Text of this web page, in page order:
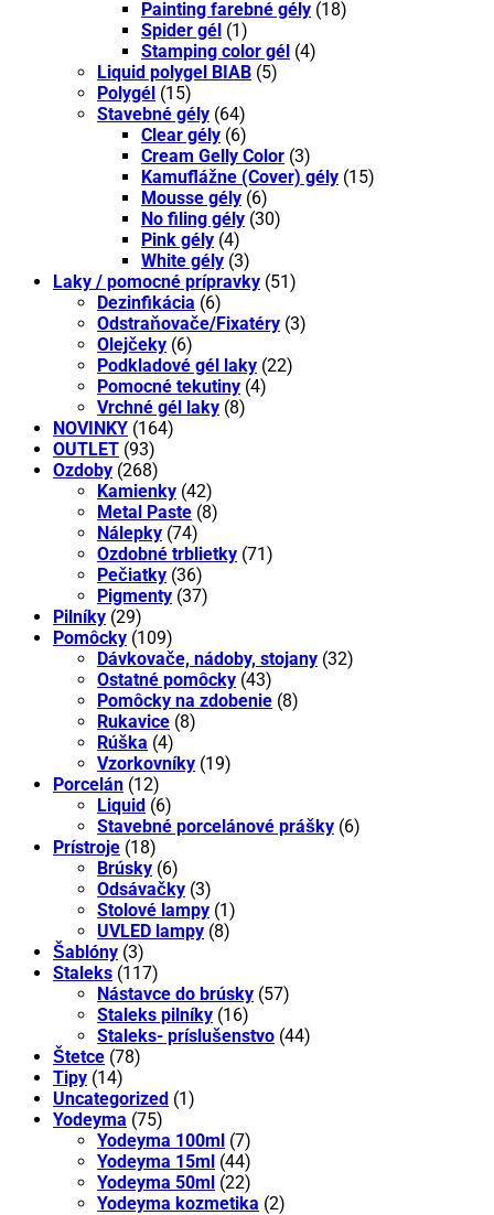
Painting farebné gély (18)
Spider gél (1)
Stamping color gél (4)
Liquid polygel BIAB (5)
Polygél (15)
Stavebné gély (64)
Clear gély (6)
Cream Gelly Color (3)
Kamuflážne (Cover) gély (15)
Mousse gély (6)
No filing gély (30)
Pink gély (4)
White gély (3)
Laky / pomocné prípravky (51)
Dezinfikácia (6)
Odstraňovače/Fixatéry (3)
Olejčeky (6)
Podkladové gél laky (22)
Pomocné tekutiny (4)
Vrchné gél laky (8)
NOVINKY (164)
OUTLET (93)
Ozdoby (268)
Kamienky (42)
Metal Paste (8)
Nálepky (74)
Ozdobné trblietky (71)
Pečiatky (36)
Pigmenty (37)
Pilníky (29)
Pomôcky (109)
Dávkovače, nádoby, stojany (32)
Ostatné pomôcky (43)
Pomôcky na zdobenie (8)
Rukavice (8)
Rúška (4)
Vzorkovníky (19)
Porcelán (12)
Liquid (6)
Stavebné porcelánové prášky (6)
Prístroje (18)
Brúsky (6)
Odsávačky (3)
Stolové lampy (1)
UVLED lampy (8)
Šablóny (3)
Staleks (117)
Nástavce do brúsky (57)
Staleks pilníky (16)
Staleks- príslušenstvo (44)
Štetce (78)
Tipy (14)
Uncategorized (1)
Yodeyma (75)
Yodeyma 100ml (7)
Yodeyma 15ml (44)
Yodeyma 50ml (22)
Yodeyma kozmetika (2)